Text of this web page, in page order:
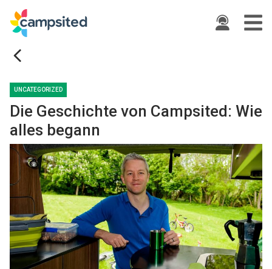
UNCATEGORIZED
Die Geschichte von Campsited: Wie
alles begann